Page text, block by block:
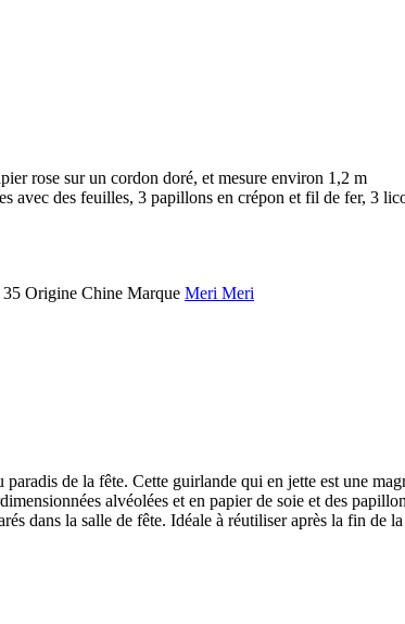
rose sur un cordon doré, et mesure environ 1,2 m
avec des feuilles, 3 papillons en crépon et fil de fer, 3
35 Origine Chine Marque Meri Meri
de la fête. Cette guirlande qui en jette est une
alvéolées et en papier de soie et des
dans la salle de fête. Idéale à réutiliser après la fin de